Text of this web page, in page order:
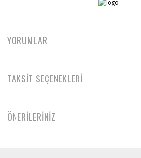
YORUMLAR
TAKSİT SEÇENEKLERİ
ÖNERİLERİNİZ